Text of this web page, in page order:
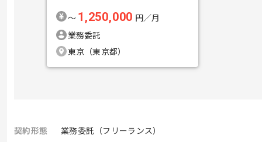
〜 1,250,000 円／月
業務委託
東京（東京都）
契約形態
業務委託（フリーランス）